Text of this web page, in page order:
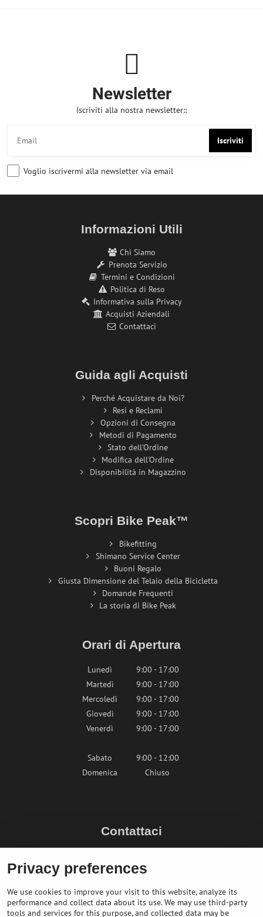
Newsletter
Iscriviti alla nostra newsletter::
Iscriviti
Voglio iscrivermi alla newsletter via email
Informazioni Utili
Chi Siamo
Prenota Servizio
Termini e Condizioni
Politica di Reso
Informativa sulla Privacy
Acquisti Aziendali
Contattaci
Guida agli Acquisti
Perché Acquistare da Noi?
Resi e Reclami
Opzioni di Consegna
Metodi di Pagamento
Stato dell'Ordine
Modifica dell'Ordine
Disponibilità in Magazzino
Scopri Bike Peak™
Bikefitting
Shimano Service Center
Buoni Regalo
Giusta Dimensione del Telaio della Bicicletta
Domande Frequenti
La storia di Bike Peak
Orari di Apertura
Lunedì
9:00 - 17:00
Martedì
9:00 - 17:00
Mercoledì
9:00 - 17:00
Giovedì
9:00 - 17:00
Venerdì
9:00 - 17:00
Sabato
9:00 - 12:00
Domenica
Chiuso
Contattaci
+436764858804 (AT)
Privacy preferences
We use cookies to improve your visit to this website, analyze its
performance and collect data about its use. We may use third-party
tools and services for this purpose, and collected data may be